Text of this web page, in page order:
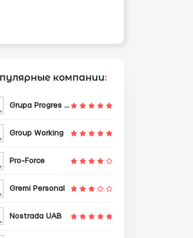
компании:
Grupa Progres Sp. z o.o.
Group Working
Pro-Force
Gremi Personal
Nostrada UAB